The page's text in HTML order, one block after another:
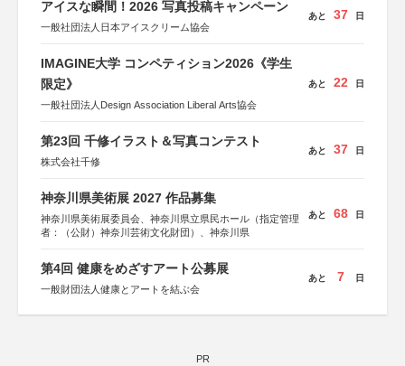
アイスな瞬間！2026 写真投稿キャンペーン
一般社団法人日本アイスクリーム協会
あと 37 日
IMAGINE大学 コンペティション2026《学生
限定》
一般社団法人Design Association Liberal Arts協会
あと 22 日
第23回 千修イラスト＆写真コンテスト
株式会社千修
あと 37 日
神奈川県美術展 2027 作品募集
神奈川県美術展委員会、神奈川県立県民ホール（指定管理
者：（公財）神奈川芸術文化財団）、神奈川県
あと 68 日
第4回 健康をめざすアート公募展
一般財団法人健康とアートを結ぶ会
あと 7 日
PR